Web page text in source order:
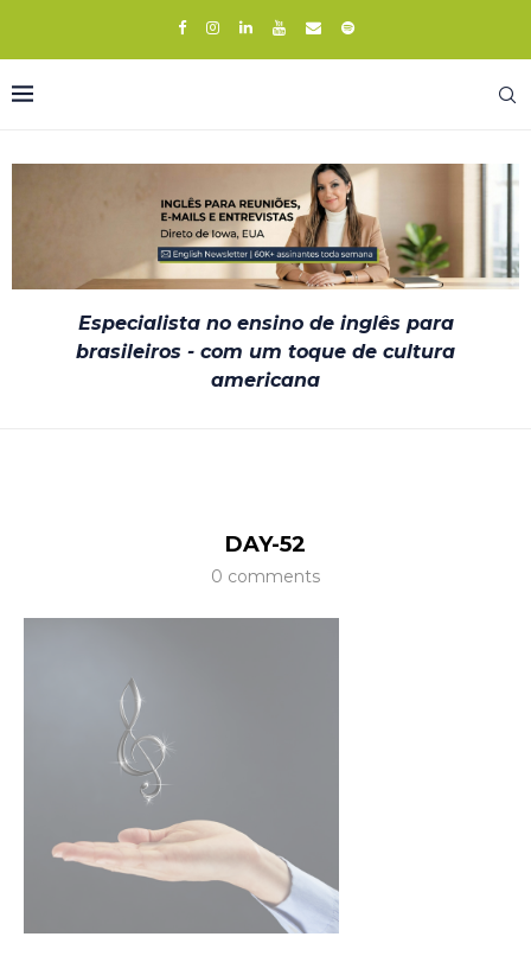
Especialista no ensino de inglês para
brasileiros - com um toque de cultura
americana
DAY-52
0 comments